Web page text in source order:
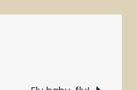
Lau